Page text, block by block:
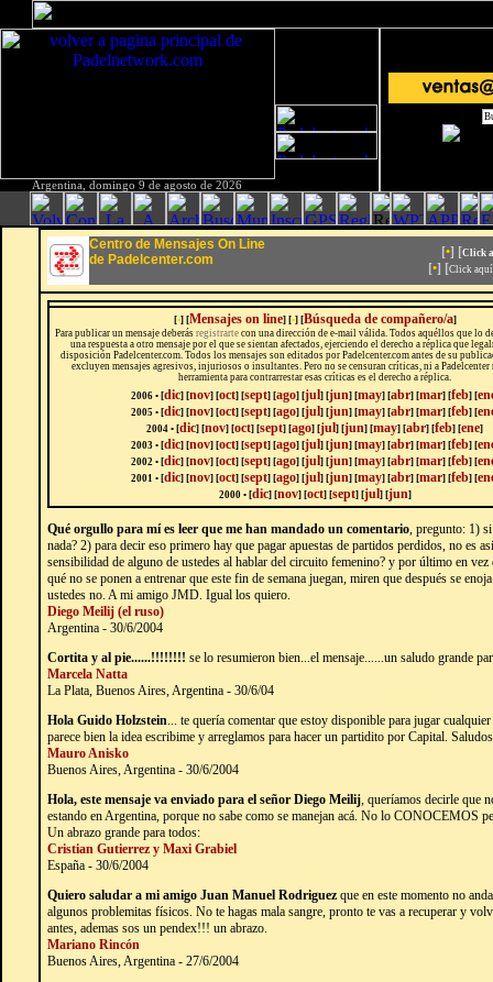
Argentina, domingo 9 de agosto de 2026
Centro de Mensajes On Line
de Padelcenter.com
[•] [Click
[•] [Click aquí
[•] [Mensajes on line] [•] [Búsqueda de compañero/a]
Para publicar un mensaje deberás registrarte con una dirección de e-mail válida. Todos aquéllos que lo
una respuesta a otro mensaje por el que se sientan afectados, ejerciendo el derecho a réplica que
disposición Padelcenter.com. Todos los mensajes son editados por Padelcenter.com antes de su
excluyen mensajes agresivos, injuriosos o insultantes. Pero no se censuran críticas, ni a Padelcenter
herramienta para contrarrestar esas críticas es el derecho a réplica.
2006 • [dic] [nov] [oct] [sept] [ago] [jul] [jun] [may] [abr] [mar] [feb] [
2005 • [dic] [nov] [oct] [sept] [ago] [jul] [jun] [may] [abr] [mar] [feb] [
2004 • [dic] [nov] [oct] [sept] [ago] [jul] [jun] [may] [abr] [feb] [ene]
2003 • [dic] [nov] [oct] [sept] [ago] [jul] [jun] [may] [abr] [mar] [feb] [
2002 • [dic] [nov] [oct] [sept] [ago] [jul] [jun] [may] [abr] [mar] [feb] [
2001 • [dic] [nov] [oct] [sept] [ago] [jul] [jun] [may] [abr] [mar] [feb] [
2000 • [dic] [nov] [oct] [sept] [jul] [jun]
Qué orgullo para mí es leer que me han mandado un comentario, pregunto: 1)
nada? 2) para decir eso primero hay que pagar apuestas de partidos perdidos, no es
sensibilidad de alguno de ustedes al hablar del circuito femenino? y por último en
qué no se ponen a entrenar que este fin de semana juegan, miren que después se
ustedes no. A mi amigo JMD. Igual los quiero.
Diego Meilij (el ruso)
Argentina - 30/6/2004
Cortita y al pie......!!!!!!!! se lo resumieron bien...el mensaje......un saludo grande
Marcela Natta
La Plata, Buenos Aires, Argentina - 30/6/04
Hola Guido Holzstein... te quería comentar que estoy disponible para jugar
parece bien la idea escribime y arreglamos para hacer un partidito por Capital.
Mauro Anisko
Buenos Aires, Argentina - 30/6/2004
Hola, este mensaje va enviado para el señor Diego Meilij, queríamos decirle que
estando en Argentina, porque no sabe como se manejan acá. No lo CONOCEMOS
Un abrazo grande para todos:
Cristian Gutierrez y Maxi Grabiel
España - 30/6/2004
Quiero saludar a mi amigo Juan Manuel Rodriguez que en este momento no
algunos problemitas físicos. No te hagas mala sangre, pronto te vas a recuperar y
antes, ademas sos un pendex!!! un abrazo.
Mariano Rincón
Buenos Aires, Argentina - 27/6/2004